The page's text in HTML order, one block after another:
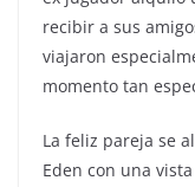
recibir a sus
viajaron
momento tan
La feliz pareja se
Eden con una